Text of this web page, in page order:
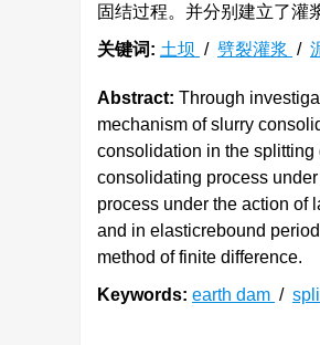
固结过程。并分别建立了灌
关键词: 土坝 / 劈裂灌浆 /
Abstract: Through
mechanism of slurry
consolidation in the splitting
consolidating process
process under the action of
and in elasticrebound
method of finite difference.
Keywords: earth dam /